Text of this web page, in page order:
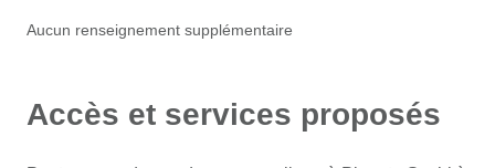
Aucun renseignement supplémentaire
Accès et services proposés